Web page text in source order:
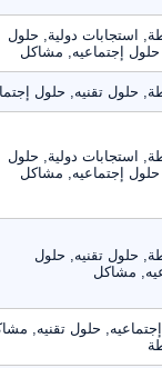
استجابات دولية, حلول
إجتماعيه, مشاكل
حلول تقنيه, حلول
استجابات دولية, حلول
إجتماعيه, مشاكل
حلول تقنيه, حلول
مشاكل
حلول تقنيه,